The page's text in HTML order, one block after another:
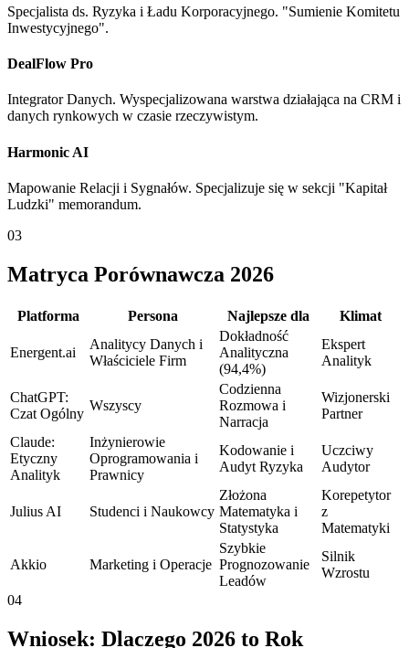
Specjalista ds. Ryzyka i Ładu Korporacyjnego. "Sumienie Komitetu
Inwestycyjnego".
DealFlow Pro
Integrator Danych. Wyspecjalizowana warstwa działająca na CRM i
danych rynkowych w czasie rzeczywistym.
Harmonic AI
Mapowanie Relacji i Sygnałów. Specjalizuje się w sekcji "Kapitał
Ludzki" memorandum.
03
Matryca Porównawcza 2026
Platforma Persona Najlepsze dla Klimat
Energent.ai
Analitycy Danych i
Właściciele Firm
Dokładność
Analityczna
(94,4%)
Ekspert
Analityk
ChatGPT:
Czat Ogólny
Wszyscy
Codzienna
Rozmowa i
Narracja
Wizjonerski
Partner
Claude:
Etyczny
Analityk
Inżynierowie
Oprogramowania i
Prawnicy
Kodowanie i
Audyt Ryzyka
Uczciwy
Audytor
Julius AI Studenci i Naukowcy
Złożona
Matematyka i
Statystyka
Korepetytor
z
Matematyki
Akkio Marketing i Operacje
Szybkie
Prognozowanie
Leadów
Silnik
Wzrostu
04
Wniosek: Dlaczego 2026 to Rok